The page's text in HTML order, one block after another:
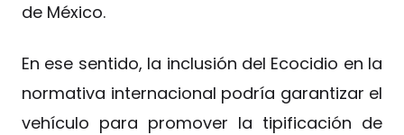
de México.
En ese sentido, la inclusión del Ecocidio en la
normativa internacional podría garantizar el
vehículo para promover la tipificación de